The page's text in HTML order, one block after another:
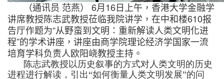
（通讯员 范燕） 6月 16 日上午，香港大学金融学
讲席教授陈志武教授莅临我院讲学，在中和楼610报
告厅作题为“从野蛮到文明：重新解读人类文明化进
程”的学术讲座，讲座由商学院理论经济学国家一流
培育学科负责人欧阳峣教授主持。
陈志武教授以历史叙事的方式对人类文明的历史
进程进行解读，引出“如何衡量人类文明发展”的问